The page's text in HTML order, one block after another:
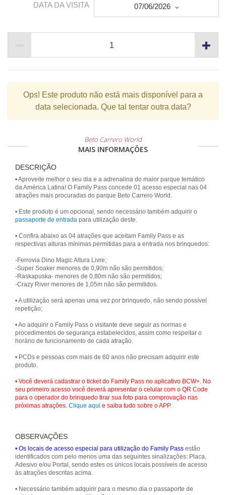
DATA DA VISITA 07/06/2026
Ops! Este produto não está mais disponível para a
data selecionada. Que tal tentar outra data?
Beto Carrero World
MAIS INFORMAÇÕES
DESCRIÇÃO
• Aproveite melhor o seu dia e a adrenalina do maior parque temático
da América Latina! O Family Pass concede 01 acesso especial nas 04
atrações mais procuradas do parque Beto Carrero World.
• Este produto é um opcional, sendo necessário também adquirir o
passaporte de entrada para utilização deste.
• Confira abaixo as 04 atrações que aceitam Family Pass e as
respectivas alturas mínimas permitidas para a entrada nos brinquedos:
-Ferrovia Dino Magic Altura Livre;
-Super Soaker menores de 0,90m não são permitidos;
-Raskapuska- menores de 0,80m não são permitidos;
-Crazy River menores de 1,05m não são permitidos.
• A utilização será apenas uma vez por brinquedo, não sendo possível
repetição;
• Ao adquirir o Family Pass o visitante deve seguir as normas e
procedimentos de segurança estabelecidos, assim como respeitar o
horário de funcionamento de cada atração.
• PCDs e pessoas com mais de 60 anos não precisam adquirir este
produto.
• Você deverá cadastrar o ticket do Family Pass no aplicativo BCW+. No
seu primeiro acesso você deverá apresentar o celular com o QR Code
para o operador do brinquedo tirar sua foto para comprovação nas
próximas atrações. Clique aqui e saiba tudo sobre o APP.
OBSERVAÇÕES
• Os locais de acesso especial para utilização do Family Pass estão
identificados com pelo menos uma das seguintes sinalizações: Placa,
Adesivo e/ou Portal, sendo estes os únicos locais possíveis de acesso
às atrações descritas acima.
• Necessário também adquirir para o mesmo dia o passaporte de